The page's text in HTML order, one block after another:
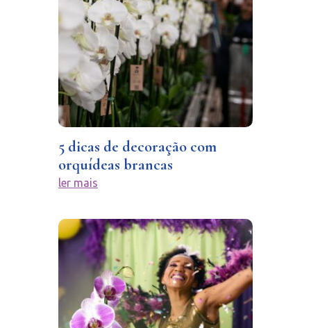
5 dicas de decoração com
orquídeas brancas
ler mais